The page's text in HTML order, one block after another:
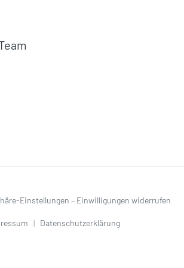
Einstellungen – Einwilligungen widerrufen
| Datenschutzerklärung